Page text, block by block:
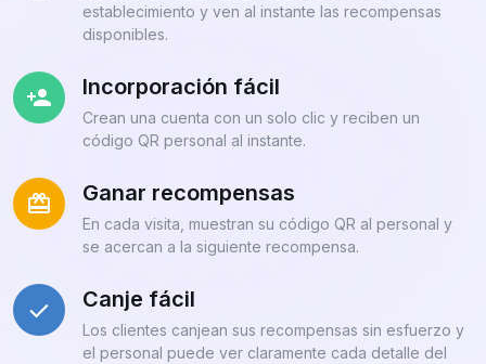
establecimiento y ven al instante las recompensas
disponibles.
Incorporación fácil
Crean una cuenta con un solo clic y reciben un
código QR personal al instante.
Ganar recompensas
En cada visita, muestran su código QR al personal y
se acercan a la siguiente recompensa.
Canje fácil
Los clientes canjean sus recompensas sin esfuerzo y
el personal puede ver claramente cada detalle del